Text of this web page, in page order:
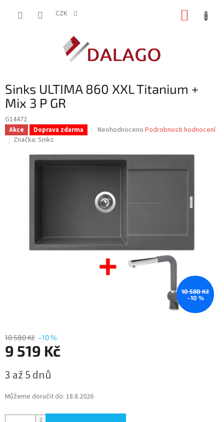
CZK
Sinks ULTIMA 860 XXL Titanium +
Mix 3 P GR
G14472
Akce Doprava zdarma
Průměrné
je
hvězdiček.
Neohodnoceno Podrobnosti hodnocení
Značka: Sinks
10 580 Kč
–10 %
10 580 Kč –10 %
9 519 Kč
cena:
3 až 5 dnů
Můžeme doručit do: 18.8.2026